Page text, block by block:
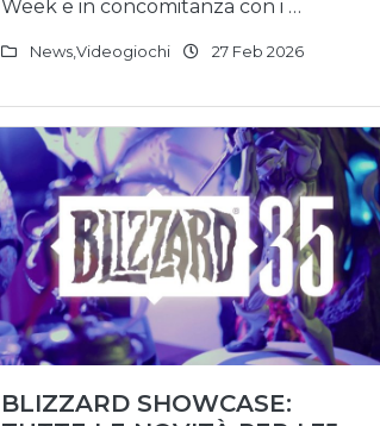
Week e in concomitanza con i …
NewsVideogiochi 27 Feb 2026
BLIZZARD SHOWCASE: